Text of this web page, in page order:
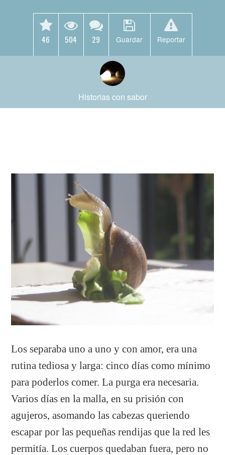
46 504 29 Guardar Reportar
Historias con sabor
Los separaba uno a uno y con amor, era una
rutina tediosa y larga: cinco días como mínimo
para poderlos comer. La purga era necesaria.
Varios días en la malla, en su prisión con
agujeros, asomando las cabezas queriendo
escapar por las pequeñas rendijas que la red les
permitía. Los cuerpos quedaban fuera, pero no